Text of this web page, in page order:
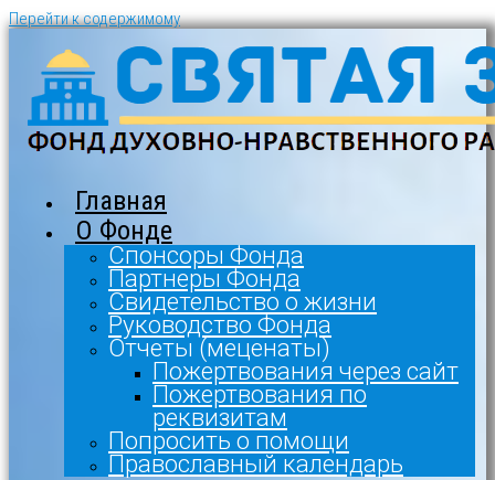
Перейти к содержимому
Главная
О Фонде
Спонсоры Фонда
Партнеры Фонда
Свидетельство о жизни
Руководство Фонда
Отчеты (меценаты)
Пожертвования через сайт
Пожертвования по
реквизитам
Попросить о помощи
Православный календарь